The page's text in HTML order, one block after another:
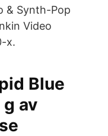
& Synth-Pop
Video
х.
Blue
av